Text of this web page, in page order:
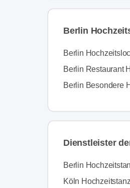
Berlin
Berlin
Berlin Restaurant
Berlin Besondere
Dienstleister
Berlin
Köln